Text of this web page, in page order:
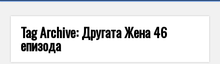
Tag Archive:Другата Жена 46
епизода